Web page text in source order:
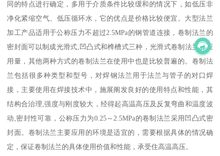
同的特点进行确定，多用于介质条件比较缓和的情况下，如低压非
净化紧缩空气、低压循环水，它的优点是价格比较便宜。大型法兰
加工产品适用于公称压力不超过2.5MPa的钢管道连接，卷制法兰的
密封面可以制成光滑式,凹凸式和榫槽式三种，光滑式卷制法兰的应
用量，其他两种方式的卷制法兰在使用中也是比较普遍的。卷制法
兰包括很多种类型和型号，对焊钢法兰用于法兰与管子的对口焊
接，主要使用在焊接技术中，施展阐发良好的使用特点和性能，其
结构合治理,强度与刚度较大，经得起高温高压及反复弯曲和温度波
动,密封性可靠，公称压力为0.25～2.5MPa的卷制法兰采用凹凸式密
封面。卷制法兰主要应用的环境是适宜的，需要根据具体的情况确
定，保证卷制法兰的具体使用价值和性能，承受住高温高压。